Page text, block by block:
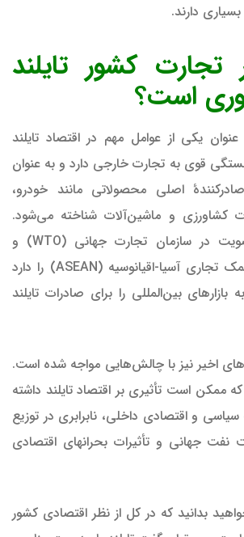
دارند.
تجارت کشور تایلند
است؟
یکی از عوامل مهم در اقتصاد تایلند
قوی به تجارت خارجی دارد و به عنوان
اصلی محصولاتی مانند خودرو،
کشاورزی و ماشین‌آلات شناخته می‌شود.
همچنین، تایلند عضویت در سازمان تجارت جهانی (WTO) و
توافقنامهٔ منطقه‌ای کمک تجاری آسیا-اقیانوسیه (ASEAN) را دارد
بین‌المللی را برای صادرات تایلند
اخیر نیز با چالش‌هایی مواجه شده است.
ممکن است تأثیری بر اقتصاد تایلند داشته
و اقتصادی داخلی، نابرابری در توزیع
نفت جهانی و تأثیرات بحرانهای اقتصادی
بدانید که در کل از نظر اقتصادی کشور